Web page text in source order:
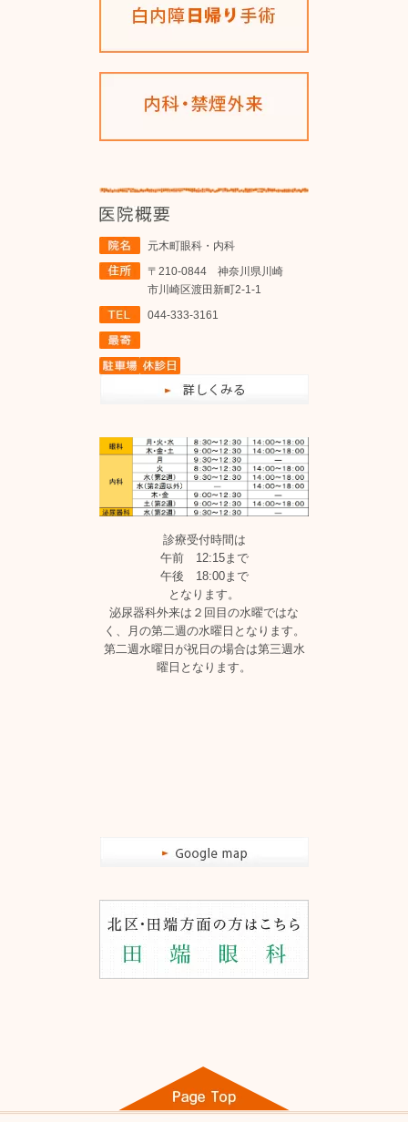
元木町眼科・内科
〒210-0844 神奈川県川崎
市川崎区渡田新町2-1-1
044-333-3161
診療受付時間は
午前 12:15まで
午後 18:00まで
となります。
泌尿器科外来は２回目の水曜ではな
く、月の第二週の水曜日となります。
第二週水曜日が祝日の場合は第三週水
曜日となります。